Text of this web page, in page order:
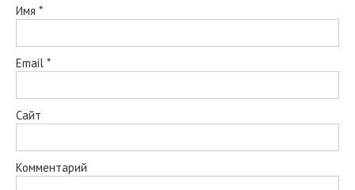
Имя *
Email *
Сайт
Комментарий